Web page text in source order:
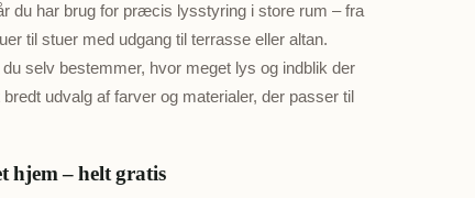
du har brug for præcis lysstyring i store rum – fra
til stuer med udgang til terrasse eller altan.
selv bestemmer, hvor meget lys og indblik der
udvalg af farver og materialer, der passer til
hjem – helt gratis